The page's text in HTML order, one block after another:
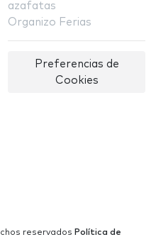
azafatas
Organizo Ferias
Preferencias de
Cookies
reservados Política de